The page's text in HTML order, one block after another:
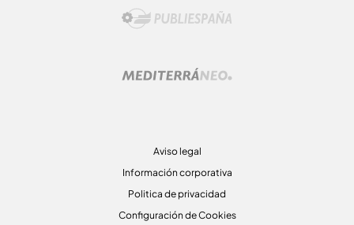
Aviso legal
Información corporativa
Politica de privacidad
Configuración de Cookies